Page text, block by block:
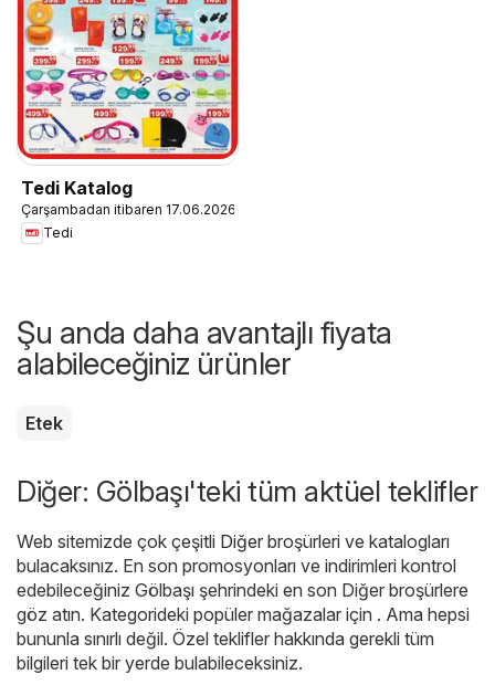
Tedi Katalog
Çarşambadan itibaren 17.06.2026
Tedi
Şu anda daha avantajlı fiyata
alabileceğiniz ürünler
Etek
Diğer: Gölbaşı'teki tüm aktüel teklifler
Web sitemizde çok çeşitli Diğer broşürleri ve katalogları
bulacaksınız. En son promosyonları ve indirimleri kontrol
edebileceğiniz Gölbaşı şehrindeki en son Diğer broşürlere
göz atın. Kategorideki popüler mağazalar için . Ama hepsi
bununla sınırlı değil. Özel teklifler hakkında gerekli tüm
bilgileri tek bir yerde bulabileceksiniz.